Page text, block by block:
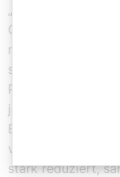
„Salome“ von
Oscar Wilde ist
neuen
szenische
Regieklassiker
jetzt umgesetzt
Bischofberger-
verstorbenen
stark reduziert,